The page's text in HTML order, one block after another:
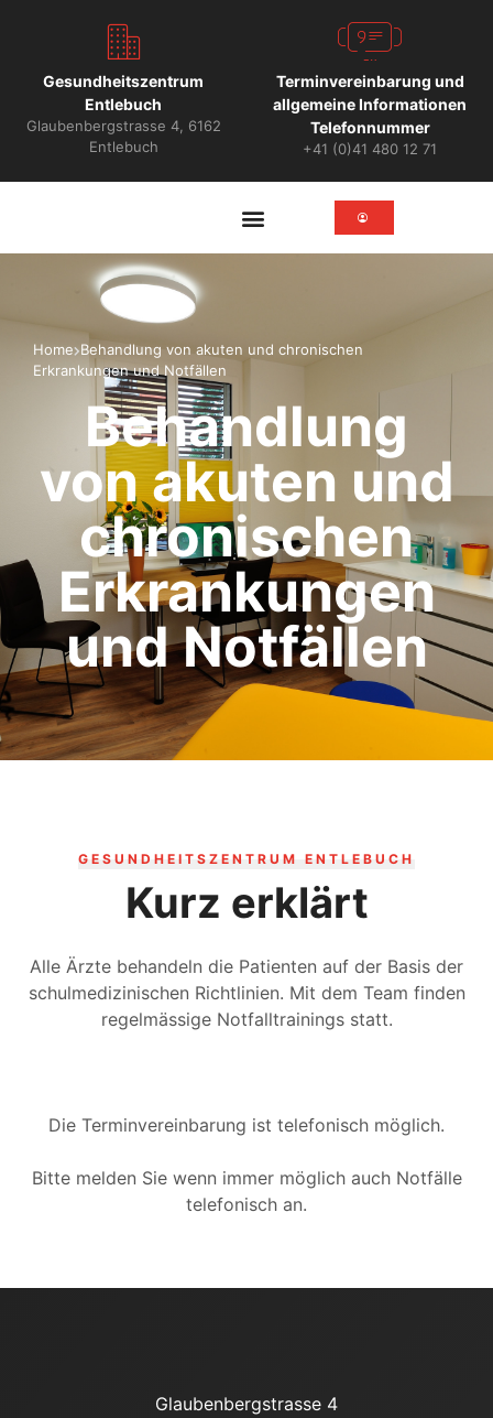
Gesundheitszentrum
Entlebuch
Glaubenbergstrasse 4, 6162
Entlebuch
Terminvereinbarung und
allgemeine Informationen
Telefonnummer
+41 (0)41 480 12 71
Home Behandlung von akuten und chronischen
Erkrankungen und Notfällen
Behandlung
von akuten und
chronischen
Erkrankungen
und Notfällen
GESUNDHEITSZENTRUM ENTLEBUCH
Kurz erklärt
Alle Ärzte behandeln die Patienten auf der Basis der
schulmedizinischen Richtlinien. Mit dem Team finden
regelmässige Notfalltrainings statt.
Die Terminvereinbarung ist telefonisch möglich.
Bitte melden Sie wenn immer möglich auch Notfälle
telefonisch an.
Glaubenbergstrasse 4